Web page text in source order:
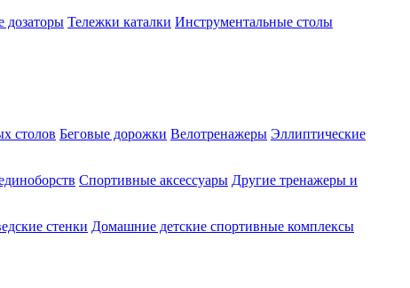
Тележки каталки Инструментальные столы
столов Беговые дорожки Велотренажеры Эллиптические
Спортивные аксессуары Другие тренажеры и
стенки Домашние детские спортивные комплексы